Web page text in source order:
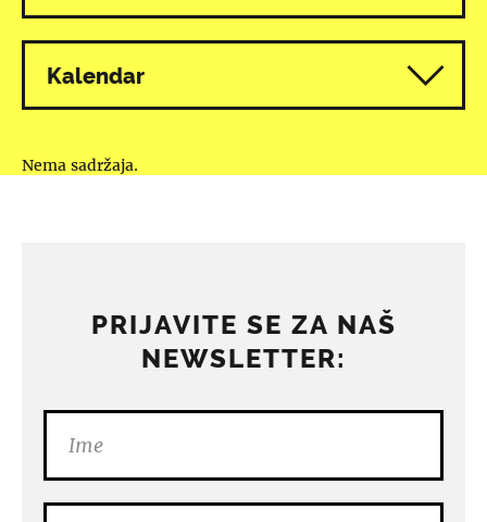
Kalendar
Nema sadržaja.
PRIJAVITE SE ZA NAŠ
NEWSLETTER: